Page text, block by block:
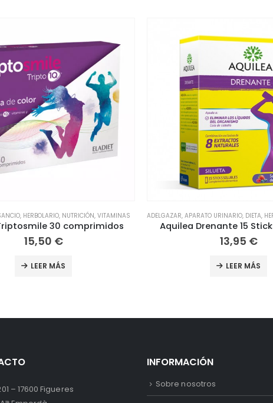
URINARIO,DIETA,HERBOLARIO,NUTRICIÓN
15 Sticks Solubles
13,95 €
LEER MÁS
DEFENSAS,FATIGA / CANSANCIO,
11,15€
LEER MÁS
– 17600 Figueres
INFORMACIÓN
Sobre nosotros